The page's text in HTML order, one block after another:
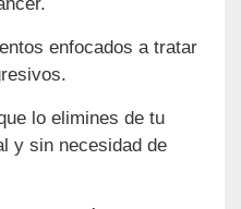
enfocados a tratar
lo elimines de tu
y sin necesidad de